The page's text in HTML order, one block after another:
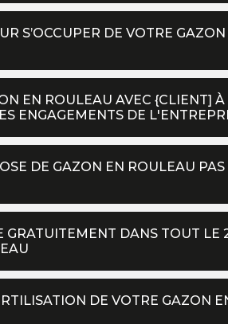
S’OCCUPER DE VOTRE
EN ROULEAU AVEC {CLIENT]
ENGAGEMENTS DE
DE GAZON EN ROULEAU
GRATUITEMENT DANS TOUT
DE VOTRE GAZON